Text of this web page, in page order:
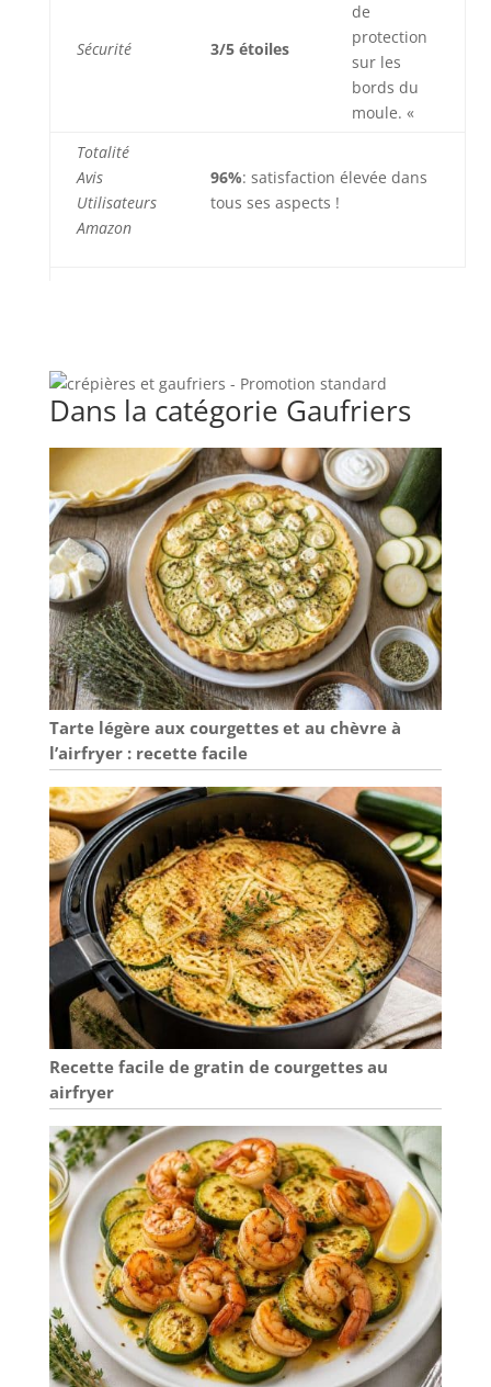
Sécurité 3/5 étoiles
de
protection
sur les
bords du
moule. «
Totalité
Avis
Utilisateurs
Amazon
96%: satisfaction élevée dans
tous ses aspects !
Dans la catégorie Gaufriers
Tarte légère aux courgettes et au chèvre à
l’airfryer : recette facile
Recette facile de gratin de courgettes au
airfryer